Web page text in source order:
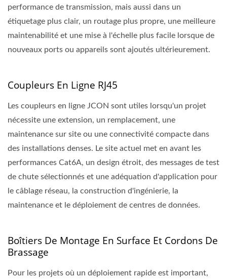
performance de transmission, mais aussi dans un
étiquetage plus clair, un routage plus propre, une meilleure
maintenabilité et une mise à l'échelle plus facile lorsque de
nouveaux ports ou appareils sont ajoutés ultérieurement.
Coupleurs En Ligne RJ45
Les coupleurs en ligne JCON sont utiles lorsqu'un projet
nécessite une extension, un remplacement, une
maintenance sur site ou une connectivité compacte dans
des installations denses. Le site actuel met en avant les
performances Cat6A, un design étroit, des messages de test
de chute sélectionnés et une adéquation d'application pour
le câblage réseau, la construction d'ingénierie, la
maintenance et le déploiement de centres de données.
Boîtiers De Montage En Surface Et Cordons De
Brassage
Pour les projets où un déploiement rapide est important,